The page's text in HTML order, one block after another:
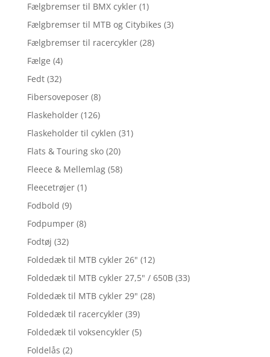
Fælgbremser til BMX cykler (1)
Fælgbremser til MTB og Citybikes (3)
Fælgbremser til racercykler (28)
Fælge (4)
Fedt (32)
Fibersoveposer (8)
Flaskeholder (126)
Flaskeholder til cyklen (31)
Flats & Touring sko (20)
Fleece & Mellemlag (58)
Fleecetrøjer (1)
Fodbold (9)
Fodpumper (8)
Fodtøj (32)
Foldedæk til MTB cykler 26" (12)
Foldedæk til MTB cykler 27,5" / 650B (33)
Foldedæk til MTB cykler 29" (28)
Foldedæk til racercykler (39)
Foldedæk til voksencykler (5)
Foldelås (2)